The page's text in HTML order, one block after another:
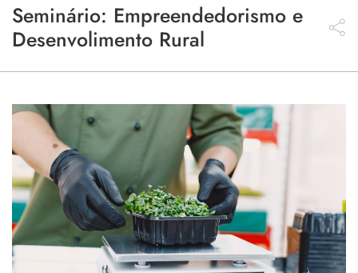
Concursos
Programas
Contactos
Seminário: Empreendedorismo e
Desenvolimento Rural